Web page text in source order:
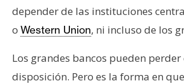
depender de las instituciones
o Western Union, ni incluso de los
Los grandes bancos pueden perder
disposición. Pero es la forma en